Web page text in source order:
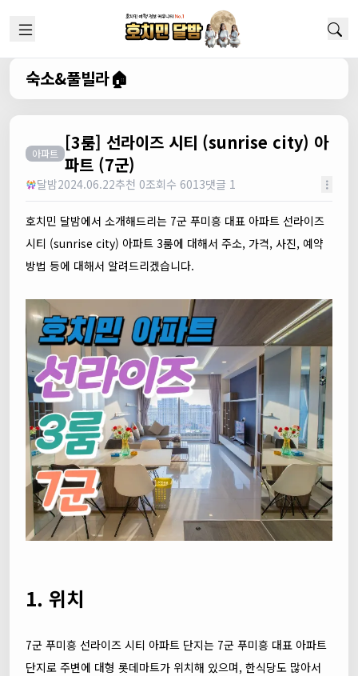
숙소&풀빌라🏠
아파트
[3룸] 선라이즈 시티 (sunrise city) 아
파트 (7군)
달밤2024.06.22추천 0조회수 6013댓글 1
호치민 달밤에서 소개해드리는 7군 푸미흥 대표 아파트 선라이즈
시티 (sunrise city) 아파트 3룸에 대해서 주소, 가격, 사진, 예약
방법 등에 대해서 알려드리겠습니다.
1. 위치
7군 푸미흥 선라이즈 시티 아파트 단지는 7군 푸미흥 대표 아파트
단지로 주변에 대형 롯데마트가 위치해 있으며, 한식당도 많아서